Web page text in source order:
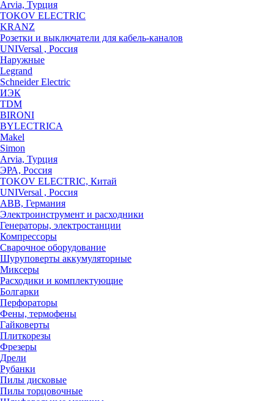
Arvia, Турция
TOKOV ELECTRIC
KRANZ
Розетки и выключатели для кабель-каналов
UNIVersal , Россия
Наружные
Legrand
Schneider Electric
ИЭК
TDM
BIRONI
BYLECTRICA
Makel
Simon
Arvia, Турция
ЭРА, Россия
TOKOV ELECTRIC, Китай
UNIVersal , Россия
ABB, Германия
Электроинструмент и расходники
Генераторы, электростанции
Компрессоры
Сварочное оборудование
Шуруповерты аккумуляторные
Миксеры
Расходики и комплектующие
Болгарки
Перфораторы
Фены, термофены
Гайковерты
Плиткорезы
Фрезеры
Дрели
Рубанки
Пилы дисковые
Пилы торцовочные